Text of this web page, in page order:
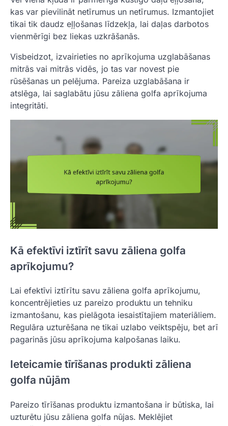
kas var pievilināt netīrumus un netīrumus. Izmantojiet
tikai tik daudz eļļošanas līdzekļa, lai daļas darbotos
vienmērīgi bez liekas uzkrāšanās.
Visbeidzot, izvairieties no aprīkojuma uzglabāšanas
mitrās vai mitrās vidēs, jo tas var novest pie
rūsēšanas un pelējuma. Pareiza uzglabāšana ir
atslēga, lai saglabātu jūsu zāliena golfa aprīkojuma
integritāti.
Kā efektīvi iztīrīt savu zāliena golfa
aprīkojumu?
Lai efektīvi iztīrītu savu zāliena golfa aprīkojumu,
koncentrējieties uz pareizo produktu un tehniku
izmantošanu, kas pielāgota iesaistītajiem materiāliem.
Regulāra uzturēšana ne tikai uzlabo veiktspēju, bet arī
pagarinās jūsu aprīkojuma kalpošanas laiku.
Ieteicamie tīrīšanas produkti zāliena
golfa nūjām
Pareizo tīrīšanas produktu izmantošana ir būtiska, lai
uzturētu jūsu zāliena golfa nūjas. Meklējiet